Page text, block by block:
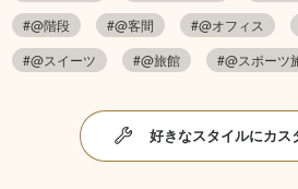
#@階段
#@客間 #@オフィス
#@スイーツ
#@旅館 #@スポーツ
好きなスタイルにカス